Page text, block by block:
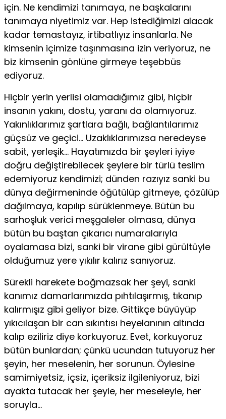
için. Ne kendimizi tanımaya, ne başkalarını
tanımaya niyetimiz var. Hep istediğimizi alacak
kadar temastayız, irtibatlıyız insanlarla. Ne
kimsenin içimize taşınmasına izin veriyoruz, ne
biz kimsenin gönlüne girmeye teşebbüs
ediyoruz.
Hiçbir yerin yerlisi olamadığımız gibi, hiçbir
insanın yakını, dostu, yaranı da olamıyoruz.
Yakınlıklarımız şartlara bağlı, bağlantılarımız
güçsüz ve geçici… Uzaklıklarımızsa neredeyse
sabit, yerleşik… Hayatımızda bir şeyleri iyiye
doğru değiştirebilecek şeylere bir türlü teslim
edemiyoruz kendimizi; dünden razıyız sanki bu
dünya değirmeninde öğütülüp gitmeye, çözülüp
dağılmaya, kapılıp sürüklenmeye. Bütün bu
sarhoşluk verici meşgaleler olmasa, dünya
bütün bu baştan çıkarıcı numaralarıyla
oyalamasa bizi, sanki bir virane gibi gürültüyle
olduğumuz yere yıkılır kalırız sanıyoruz.
Sürekli harekete boğmazsak her şeyi, sanki
kanımız damarlarımızda pıhtılaşırmış, tıkanıp
kalırmışız gibi geliyor bize. Gittikçe büyüyüp
yıkıcılaşan bir can sıkıntısı heyelanının altında
kalıp eziliriz diye korkuyoruz. Evet, korkuyoruz
bütün bunlardan; çünkü ucundan tutuyoruz her
şeyin, her meselenin, her sorunun. Öylesine
samimiyetsiz, içsiz, içeriksiz ilgileniyoruz, bizi
ayakta tutacak her şeyle, her meseleyle, her
soruyla…